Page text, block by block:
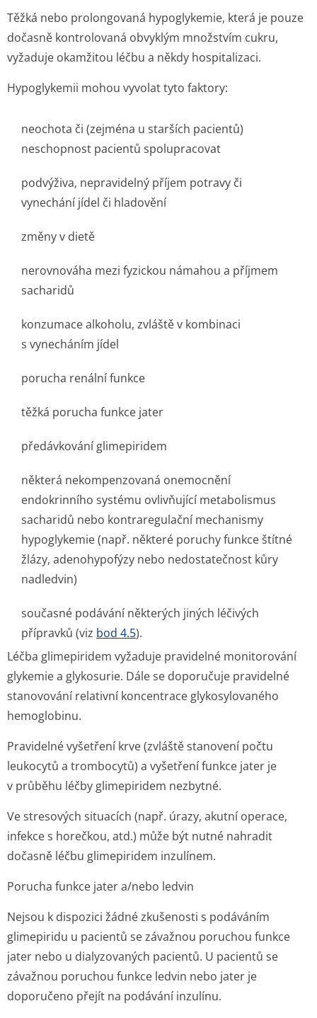
Těžká nebo prolongovaná hypoglykemie, která je pouze
dočasně kontrolovaná obvyklým množstvím cukru,
vyžaduje okamžitou léčbu a někdy hospitalizaci.
Hypoglykemii mohou vyvolat tyto faktory:
neochota či (zejména u starších pacientů)
neschopnost pacientů spolupracovat
podvýživa, nepravidelný příjem potravy či
vynechání jídel či hladovění
změny v dietě
nerovnováha mezi fyzickou námahou a příjmem
sacharidů
konzumace alkoholu, zvláště v kombinaci
s vynecháním jídel
porucha renální funkce
těžká porucha funkce jater
předávkování glimepiridem
některá nekompenzovaná onemocnění
endokrinního systému ovlivňující metabolismus
sacharidů nebo kontraregulační mechanismy
hypoglykemie (např. některé poruchy funkce štítné
žlázy, adenohypofýzy nebo nedostatečnost kůry
nadledvin)
současné podávání některých jiných léčivých
přípravků (viz bod 4.5).
Léčba glimepiridem vyžaduje pravidelné monitorování
glykemie a glykosurie. Dále se doporučuje pravidelné
stanovování relativní koncentrace glykosylovaného
hemoglobinu.
Pravidelné vyšetření krve (zvláště stanovení počtu
leukocytů a trombocytů) a vyšetření funkce jater je
v průběhu léčby glimepiridem nezbytné.
Ve stresových situacích (např. úrazy, akutní operace,
infekce s horečkou, atd.) může být nutné nahradit
dočasně léčbu glimepiridem inzulínem.
Porucha funkce jater a/nebo ledvin
Nejsou k dispozici žádné zkušenosti s podáváním
glimepiridu u pacientů se závažnou poruchou funkce
jater nebo u dialyzovaných pacientů. U pacientů se
závažnou poruchou funkce ledvin nebo jater je
doporučeno přejít na podávání inzulínu.